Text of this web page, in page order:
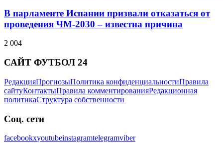
В парламенте Испании призвали отказаться от
проведения ЧМ-2030 – известна причина
2 004
САЙТ ФУТБОЛ 24
РедакцияПрогнозыПолитика конфиденциальностиПравила
сайтуКонтактыПравила комментированияРедакционная
политикаСтруктура собственности
Соц. сети
facebookxyoutubeinstagramtelegramviber